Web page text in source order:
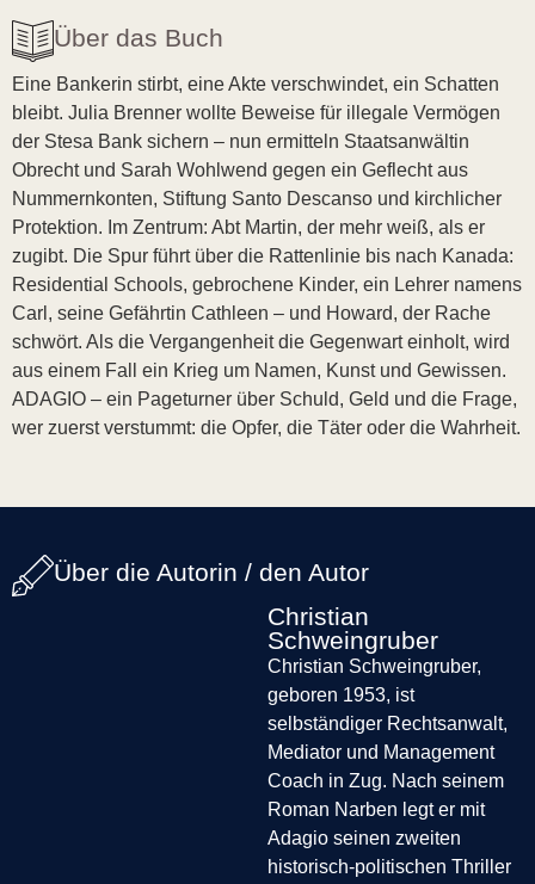
Über das Buch
Eine Bankerin stirbt, eine Akte verschwindet, ein Schatten
bleibt. Julia Brenner wollte Beweise für illegale Vermögen
der Stesa Bank sichern – nun ermitteln Staatsanwältin
Obrecht und Sarah Wohlwend gegen ein Geflecht aus
Nummernkonten, Stiftung Santo Descanso und kirchlicher
Protektion. Im Zentrum: Abt Martin, der mehr weiß, als er
zugibt. Die Spur führt über die Rattenlinie bis nach Kanada:
Residential Schools, gebrochene Kinder, ein Lehrer namens
Carl, seine Gefährtin Cathleen – und Howard, der Rache
schwört. Als die Vergangenheit die Gegenwart einholt, wird
aus einem Fall ein Krieg um Namen, Kunst und Gewissen.
ADAGIO – ein Pageturner über Schuld, Geld und die Frage,
wer zuerst verstummt: die Opfer, die Täter oder die Wahrheit.
Über die Autorin / den Autor
Christian
Schweingruber
Christian Schweingruber,
geboren 1953, ist
selbständiger Rechtsanwalt,
Mediator und Management
Coach in Zug. Nach seinem
Roman Narben legt er mit
Adagio seinen zweiten
historisch-politischen Thriller